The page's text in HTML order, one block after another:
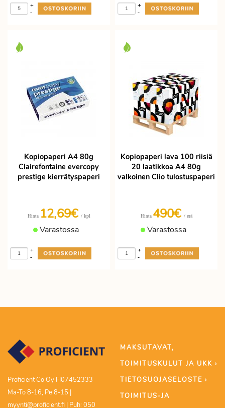
-
+
-
+
Kopiopaperi A4 80g
Clairefontaine evercopy
prestige kierrätyspaperi
Hinta 12,69€ / kpl
Varastossa
-
+
Kopiopaperi lava 100 riisiä
20 laatikkoa A4 80g
valkoinen Clio tulostuspaperi
Hinta 490€ / erä
Varastossa
-
+
Proficient Co Oy FI07452333
Ma-To 8-16, Pe 8-15 |
myynti@proficient.fi | Puh: 050
MAKSUTAVAT,
TOIMITUSKULUT JA UKK ›
TIETOSUOJASELOSTE ›
TOIMITUS-JA